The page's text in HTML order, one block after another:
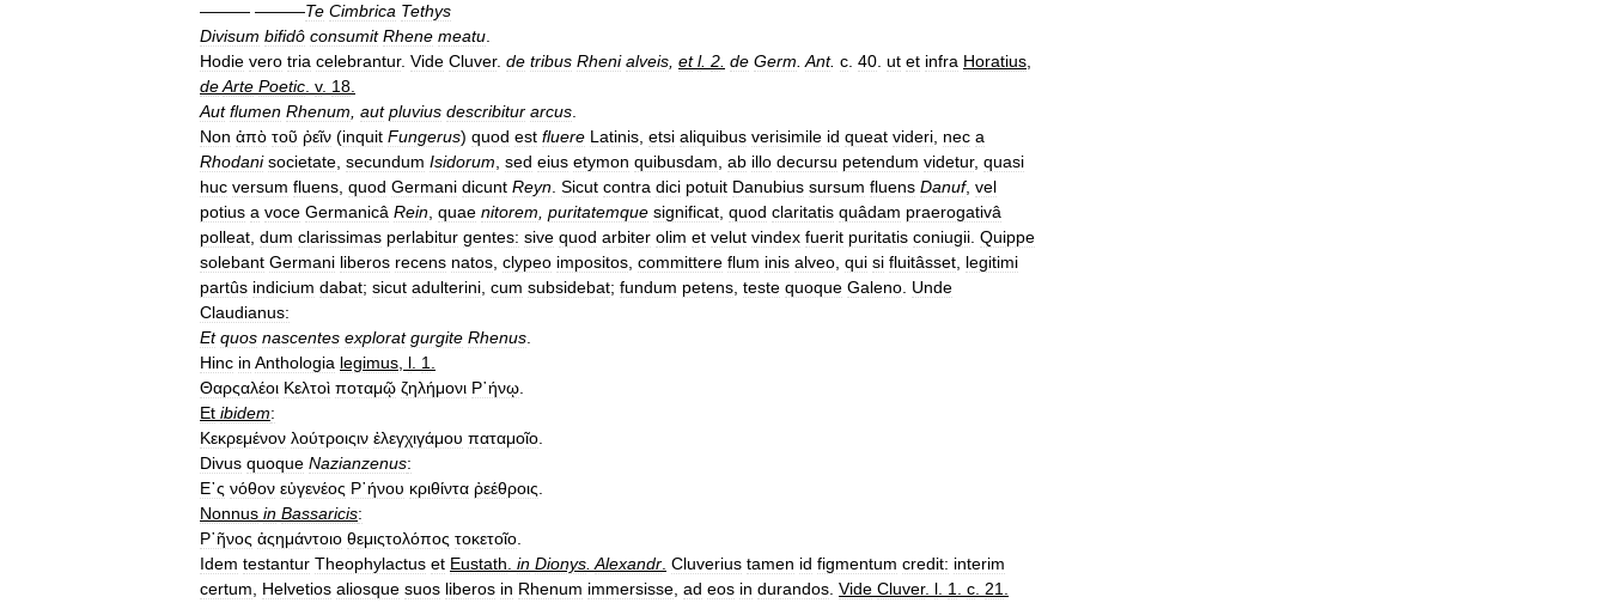
——— ———Te Cimbrica Tethys
Divisum bifidô consumit Rhene meatu
Hodie vero tria celebrantur. Vide Cluver. de tribus Rheni alveis et l. 2 de Germ Ant. c 40 ut et infra Horatius
deArte Poetic v. 18
Aut flumen Rhenum aut pluvius describitur arcus
Non ἀπὸ τοῦ ῤεῖν (inquit Fungerus) quod est fluere Latinis etsi aliquibus verisimile id queat videri nec a
Rhodani societate secundum Isidorum sed eius etymon quibusdam ab illo decursu petendum videtur, quasi
huc versum fluens quod Germani dicunt Reyn Sicut contra dici potuit Danubius sursum fluens Danuf, vel
potius a voce Germanicâ Rein quae nitorem puritatemque significat quod claritatis quâdam praerogativâ
polleat dum clarissimas perlabitur gentes: sive quod arbiter olim et velut vindex fuerit puritatis coniugii Quippe
solebant Germani liberos recens natos clypeo impositos committere flum inis alveo qui si fluitâsset legitimi
partûs indicium dabat; sicut adulterini cum subsidebat; fundum petens teste quoque Galeno Unde
Claudianus:
Et quos nascentes explorat gurgite Rhenus
Hinc in Anthologia legimus l 1
Θαρςαλέοι Κελτοὶ ποταμῷ ζηλήμονι Ρ῾ήνῳ
Et ibidem:
Κεκρεμένον λούτροιςιν ἐλεγχιγάμου παταμοῖο
Divus quoque Nazianzenus:
Ε᾿ς νόθον εὐγενέος Ρ῾ήνου κριθίντα ῤεέθροις
Nonnus in Bassaricis:
Ρ῾ῆνος ἀςημάντοιο θεμιςτολόπος τοκετοῖο
Idem testantur Theophylactus et Eustath in Dionys Alexandr Cluverius tamen id figmentum credit: interim
certum
Helvetios aliosque suos liberos in Rhenum immersisse ad eos in durandos Vide Cluver. l 1 c 21